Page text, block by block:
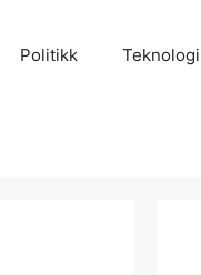
Politikk Teknologi